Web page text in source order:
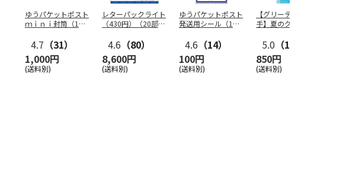
ゆうパケットポスト
ｍｉｎｉ封筒（1個
4.7 （31）
1,000円
(送料別)
レターパックライト
（430円）（20部セ
4.6 （80）
8,600円
(送料別)
ゆうパケットポスト
発送用シール（1個
4.6 （14）
100円
(送料別)
【グリーティング切
手】夏のグリーティ
5.0 （10）
850円
(送料別)